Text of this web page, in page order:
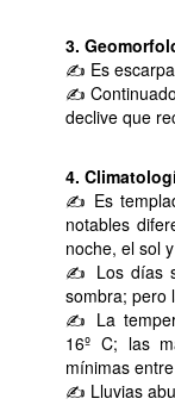
3.
✍ Es
✍
declive que
4.
✍ Es
notables
noche, el sol
✍ Los días
sombra; pero
✍ La
16º C; las
mínimas
✍ Lluvias